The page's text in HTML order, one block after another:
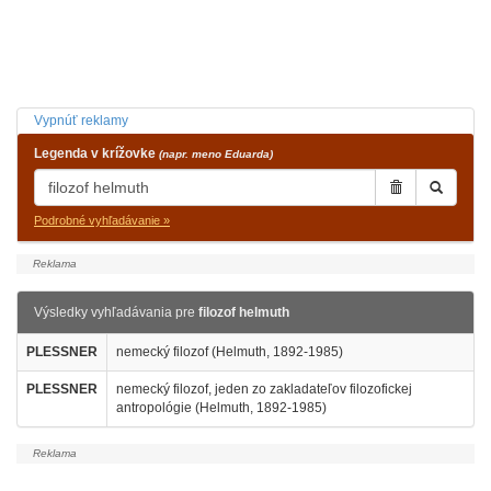
Vypnúť reklamy
Legenda v krížovke (napr. meno Eduarda)
Podrobné vyhľadávanie »
Výsledky vyhľadávania pre filozof helmuth
PLESSNER nemecký filozof (Helmuth, 1892-1985)
PLESSNER
nemecký filozof, jeden zo zakladateľov filozofickej
antropológie (Helmuth, 1892-1985)